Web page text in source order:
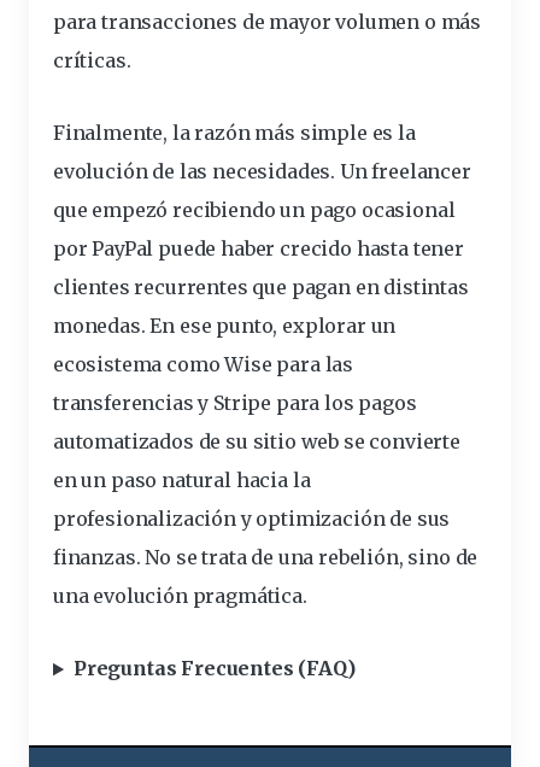
para transacciones de mayor volumen o más
críticas.
Finalmente, la razón más simple es la
evolución de las necesidades. Un freelancer
que empezó recibiendo un pago ocasional
por PayPal puede haber crecido hasta tener
clientes recurrentes que pagan en distintas
monedas. En ese punto, explorar un
ecosistema como Wise para las
transferencias y Stripe para los pagos
automatizados de su sitio web se convierte
en un paso natural hacia la
profesionalización y optimización de sus
finanzas. No se trata de una rebelión, sino de
una evolución pragmática.
Preguntas Frecuentes (FAQ)